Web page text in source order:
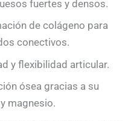
fuertes y densos.
de colágeno para
conectivos.
y flexibilidad articular.
ósea gracias a su
magnesio.